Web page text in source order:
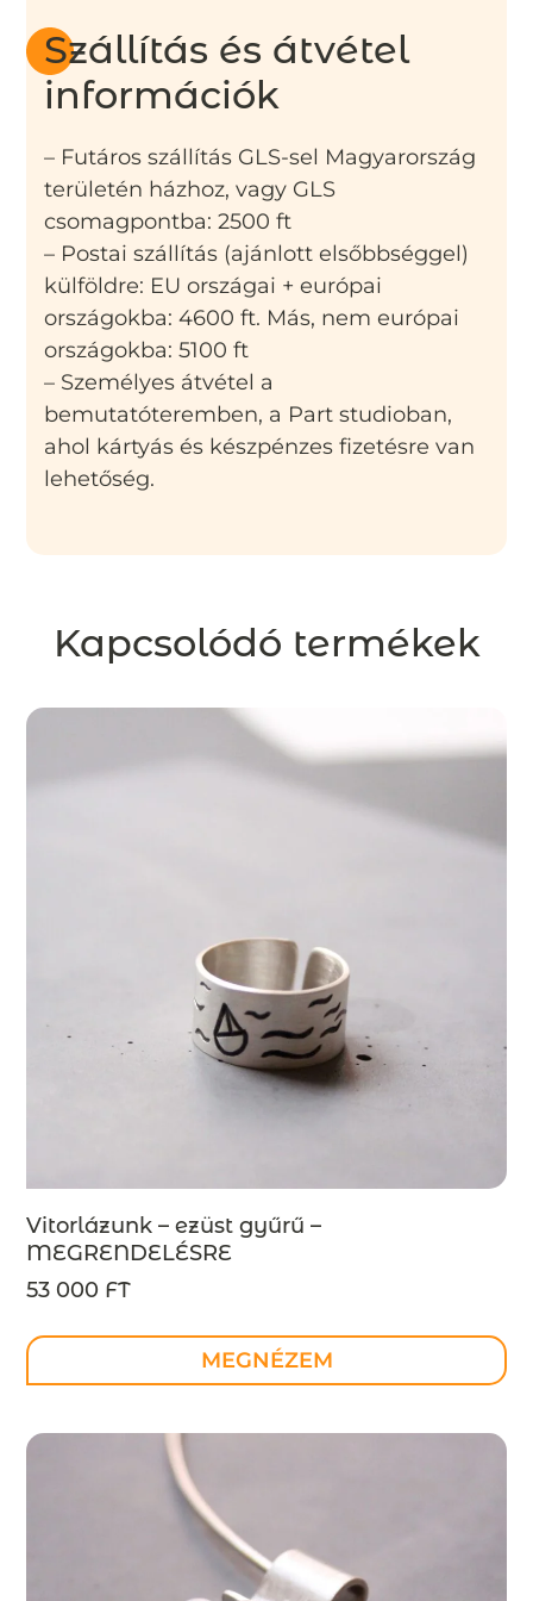
Szállítás és átvétel
információk
– Futáros szállítás GLS-sel Magyarország
területén házhoz, vagy GLS
csomagpontba: 2500 ft
– Postai szállítás (ajánlott elsőbbséggel)
külföldre: EU országai + európai
országokba: 4600 ft. Más, nem európai
országokba: 5100 ft
– Személyes átvétel a
bemutatóteremben, a Part studioban,
ahol kártyás és készpénzes fizetésre van
lehetőség.
Kapcsolódó termékek
Vitorlázunk – ezüst gyűrű –
MEGRENDELÉSRE
53 000 FT
MEGNÉZEM